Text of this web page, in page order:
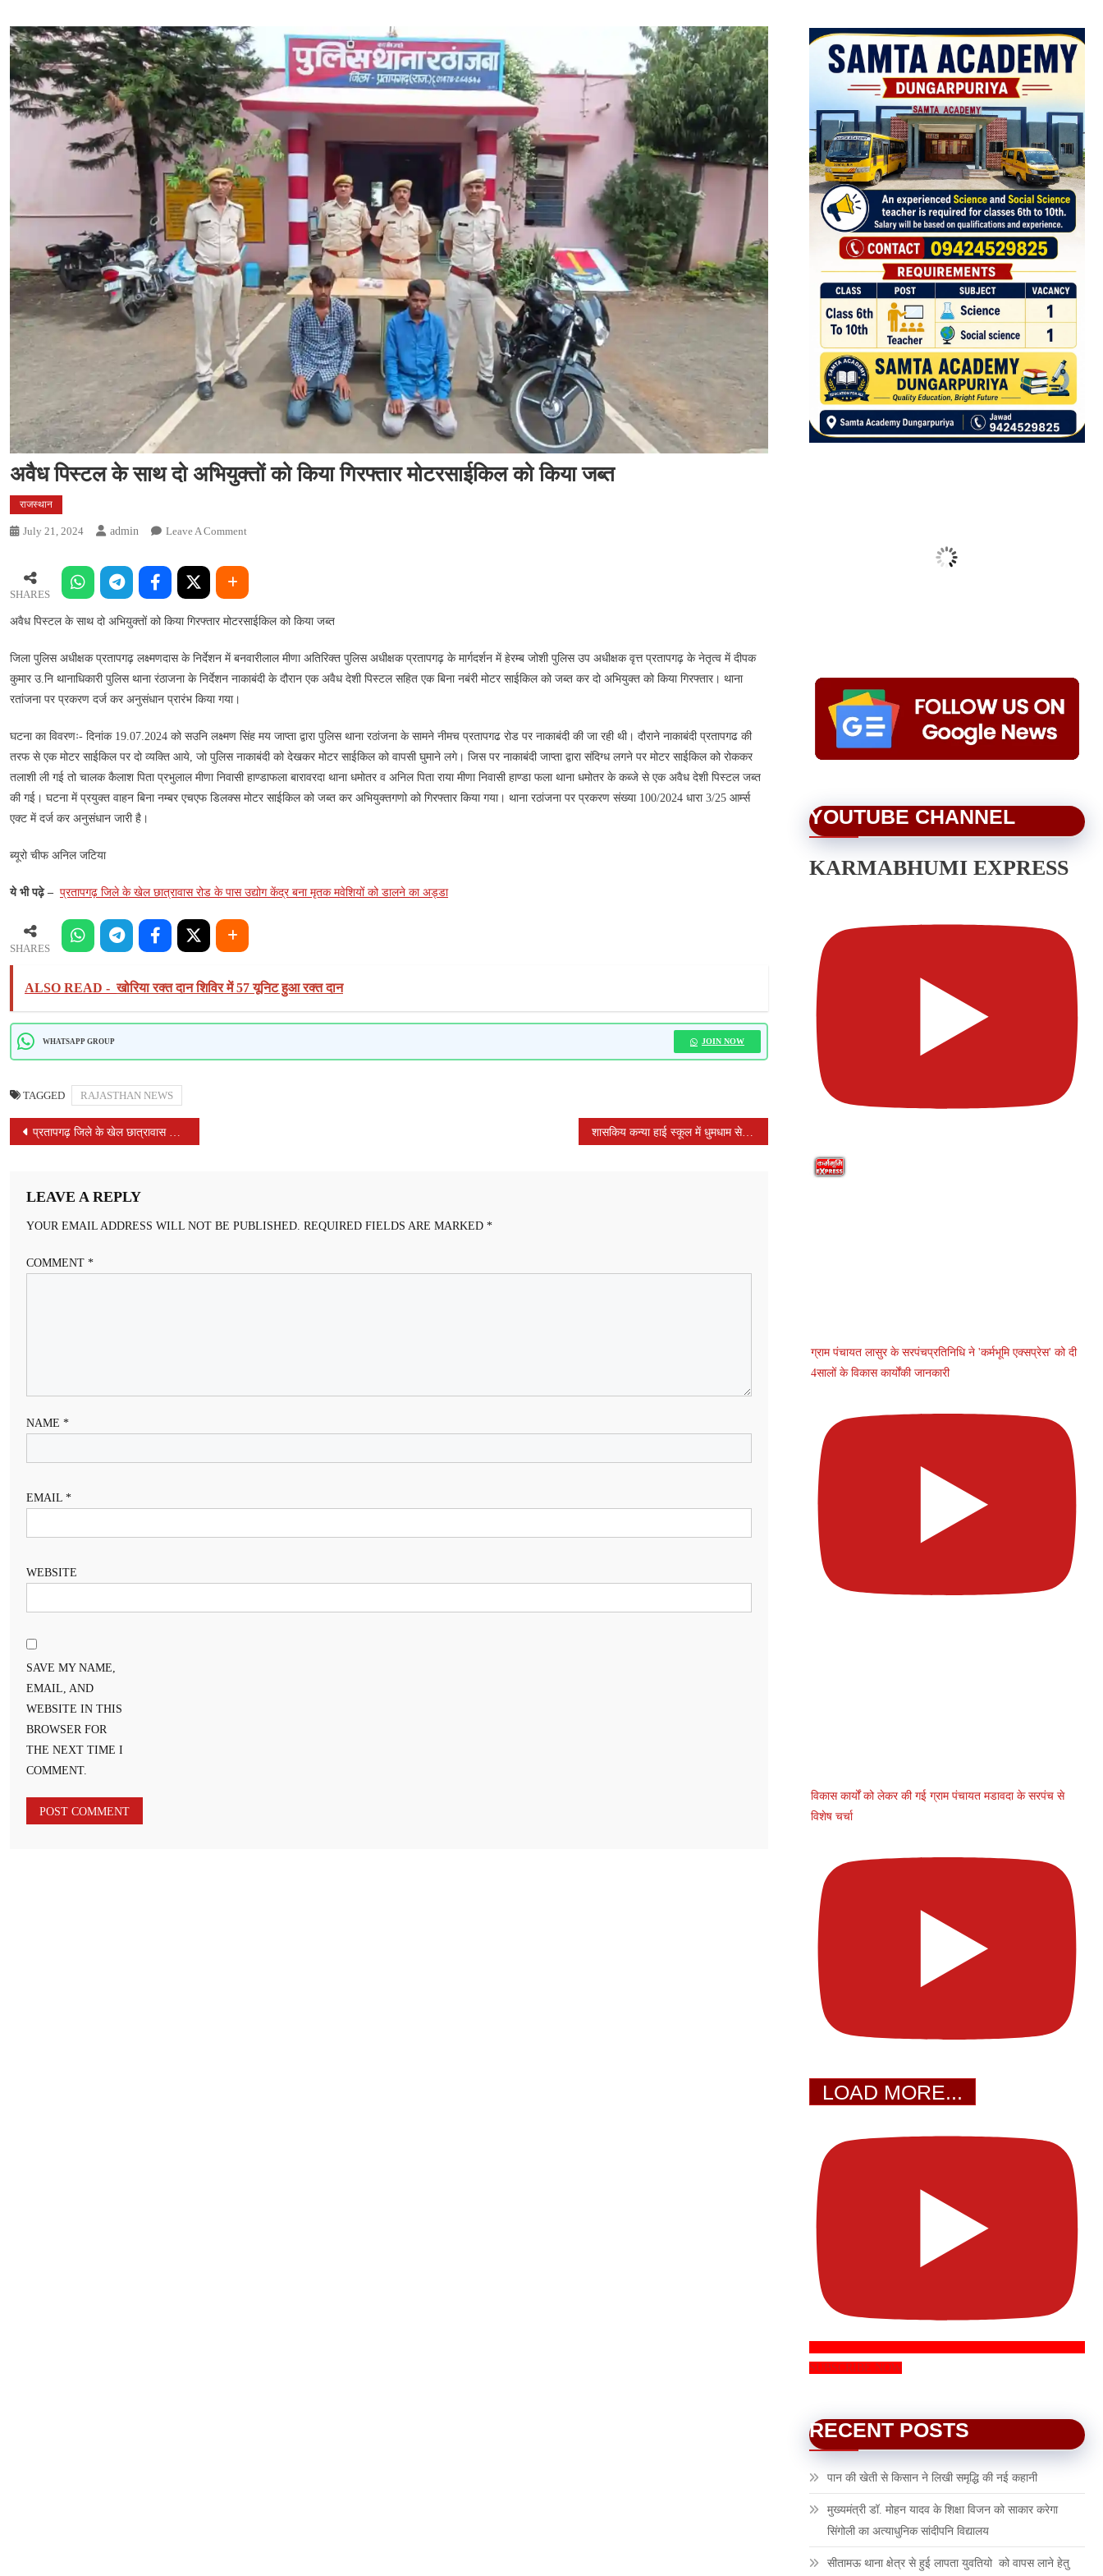
अवैध पिस्टल के साथ दो अभियुक्तों को किया गिरफ्तार मोटरसाईकिल को किया जब्त
राजस्थान
July 21, 2024 Admin Leave A CommentOn
पिस्टल
दो
को
किया
को
किया
जब्त
SHARES
अवैध पिस्टल के साथ दो अभियुक्तों को किया गिरफ्तार मोटरसाईकिल को किया जब्त
जिला पुलिस अधीक्षक प्रतापगढ़ लक्ष्मणदास के निर्देशन में बनवारीलाल मीणा अतिरिक्त पुलिस अधीक्षक प्रतापगढ़ के मार्गदर्शन में हेरम्ब जोशी पुलिस उप अधीक्षक वृत्त प्रतापगढ़ के नेतृत्व में दीपक
कुमार उ.नि थानाधिकारी पुलिस थाना रंठाजना के निर्देशन नाकाबंदी के दौरान एक अवैध देशी पिस्टल सहित एक बिना नबंरी मोटर साईकिल को जब्त कर दो अभियुक्त को किया गिरफ्तार। थाना
रतांजना पर प्रकरण दर्ज कर अनुसंधान प्रारंभ किया गया।
घटना का विवरणः- दिनांक 19.07.2024 को सउनि लक्ष्मण सिंह मय जाप्ता द्वारा पुलिस थाना रठांजना के सामने नीमच प्रतापगढ रोड पर नाकाबंदी की जा रही थी। दौराने नाकाबंदी प्रतापगढ की
तरफ से एक मोटर साईकिल पर दो व्यक्ति आये, जो पुलिस नाकाबंदी को देखकर मोटर साईकिल को वापसी घुमाने लगे। जिस पर नाकाबंदी जाप्ता द्वारा संदिग्ध लगने पर मोटर साईकिल को रोककर
तलाशी ली गई तो चालक कैलाश पिता प्रभुलाल मीणा निवासी हाण्डाफला बारावरदा थाना धमोतर व अनिल पिता राया मीणा निवासी हाण्डा फला थाना धमोतर के कब्जे से एक अवैध देशी पिस्टल जब्त
की गई। घटना में प्रयुक्त वाहन बिना नम्बर एचएफ डिलक्स मोटर साईकिल को जब्त कर अभियुक्तगणो को गिरफ्तार किया गया। थाना रठांजना पर प्रकरण संख्या 100/2024 धारा 3/25 आर्म्स
एक्ट में दर्ज कर अनुसंधान जारी है।
ब्यूरो चीफ अनिल जटिया
ये भी पढ़े – प्रतापगढ़ जिले के खेल छात्रावास रोड के पास उद्योग केंद्र बना मृतक मवेशियों को डालने का अड्डा
SHARES
ALSO READ - खोरिया रक्त दान शिविर में 57 यूनिट हुआ रक्त दान
WHATSAPP GROUP JOIN NOW
TAGGED RAJASTHAN NEWS
POST
प्रतापगढ़ जिले के खेल छात्रावास रोड के पास उद्योग केंद्र बना मृतक मवेशियों को डालने का अड्डा शासकिय कन्या हाई स्कूल में धुमधाम से मना गुरू पुर्णिमा उत्सव
LEAVE A REPLY
YOUR EMAIL ADDRESS WILL NOT BE PUBLISHED. REQUIRED FIELDS ARE MARKED *
COMMENT *
NAME *
EMAIL *
WEBSITE
SAVE MY NAME,
EMAIL, AND
WEBSITE IN THIS
BROWSER FOR
THE NEXT TIME I
COMMENT.
YOUTUBE CHANNEL
KARMABHUMI EXPRESS
ग्राम पंचायत लासुर के सरपंचप्रतिनिधि ने 'कर्मभूमि एक्सप्रेस' को दी
4सालों के विकास कार्योंकी जानकारी
विकास कार्यों को लेकर की गई ग्राम पंचायत मडावदा के सरपंच से
विशेष चर्चा
LOAD MORE...
SUBSCRIBE NOW
RECENT POSTS
पान की खेती से किसान ने लिखी समृद्धि की नई कहानी
मुख्यमंत्री डॉ. मोहन यादव के शिक्षा विजन को साकार करेगा
सिंगोली का अत्याधुनिक सांदीपनि विद्यालय
सीतामऊ थाना क्षेत्र से हुई लापता युवतियो को वापस लाने हेतु